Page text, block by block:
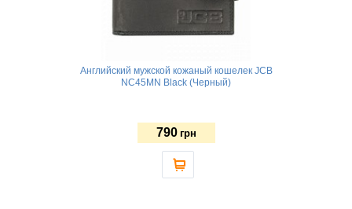
Английский мужской кожаный кошелек JCB
NC45MN Black (Черный)
790 грн